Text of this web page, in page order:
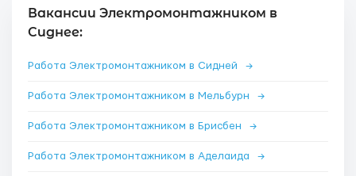
Вакансии Электромонтажником в
Сиднее:
Работа Электромонтажником в Сидней →
Работа Электромонтажником в Мельбурн →
Работа Электромонтажником в Брисбен →
Работа Электромонтажником в Аделаида →